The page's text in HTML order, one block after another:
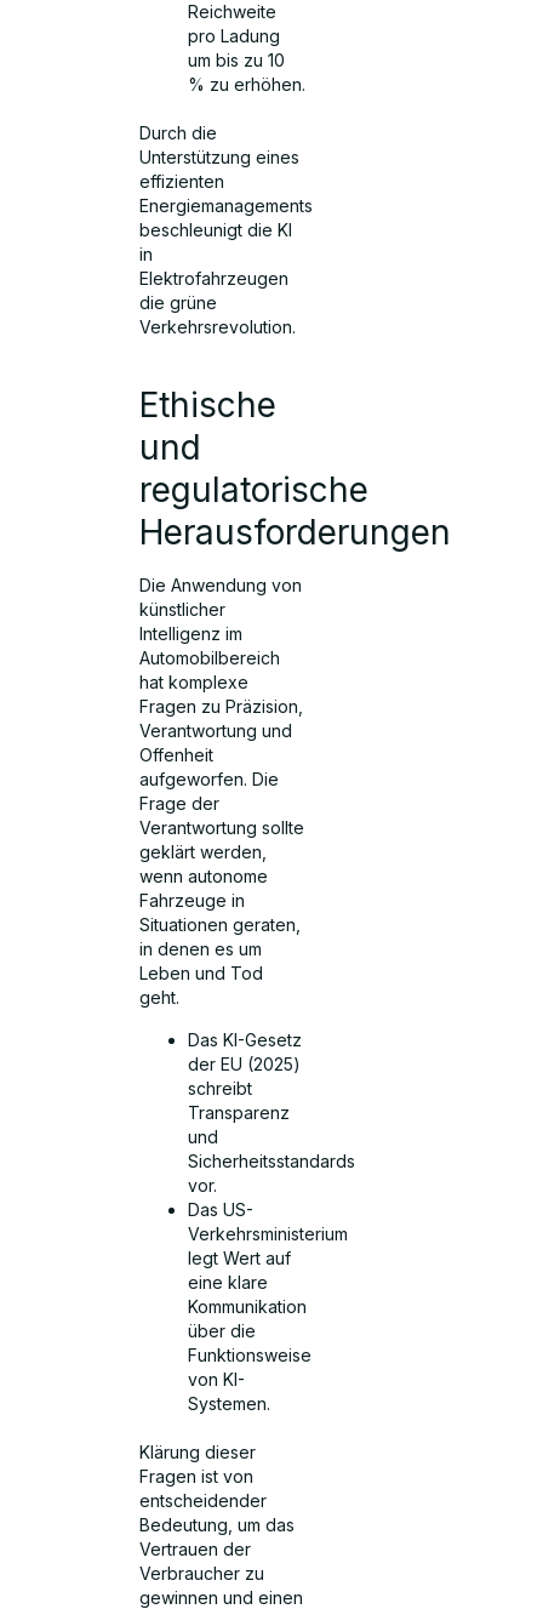
Reichweite
pro Ladung
um bis zu 10
% zu erhöhen.
Durch die
Unterstützung eines
effizienten
Energiemanagements
beschleunigt die KI
in
Elektrofahrzeugen
die grüne
Verkehrsrevolution.
Ethische
und
regulatorische
Herausforderungen
Die Anwendung von
künstlicher
Intelligenz im
Automobilbereich
hat komplexe
Fragen zu Präzision,
Verantwortung und
Offenheit
aufgeworfen. Die
Frage der
Verantwortung sollte
geklärt werden,
wenn autonome
Fahrzeuge in
Situationen geraten,
in denen es um
Leben und Tod
geht.
Das KI-Gesetz
der EU (2025)
schreibt
Transparenz
und
Sicherheitsstandards
vor.
Das US-
Verkehrsministerium
legt Wert auf
eine klare
Kommunikation
über die
Funktionsweise
von KI-
Systemen.
Klärung dieser
Fragen ist von
entscheidender
Bedeutung, um das
Vertrauen der
Verbraucher zu
gewinnen und einen